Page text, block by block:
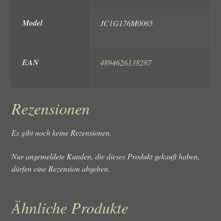
Model JC1G176M0065
EAN 4894626138287
Rezensionen
Es gibt noch keine Rezensionen.
Nur angemeldete Kunden, die dieses Produkt gekauft haben,
dürfen eine Rezension abgeben.
Ähnliche Produkte